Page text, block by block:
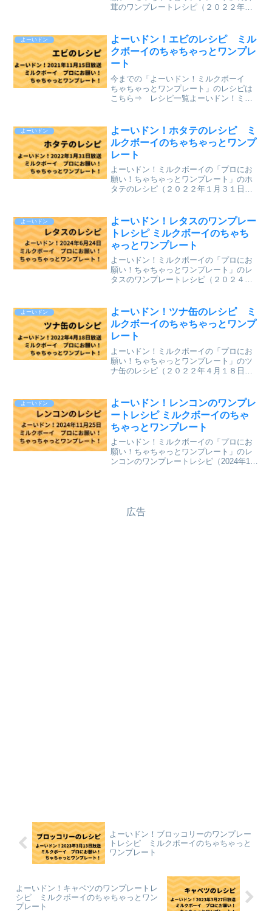
茸のワンプレートレシピ（２０２２年１
今までのレシピを記事にしています。
⇒「ミルクボーイのプロに...
よーいドン
よーいドン！エビのレシピ ミル
クボーイのちゃちゃっとワンプレ
ート
今までの「よーいドン！ミルクボーイ
ちゃちゃっとワンプレート」のレシピは
こちら⇒ レシピ一覧よーいドン！ミル
２１年１１月１５日（月）関西テレビ放
送）が、とても美味しそう...
よーいドン
よーいドン！ホタテのレシピ ミ
ルクボーイのちゃちゃっとワンプ
レート
よーいドン！ミルクボーイの「プロにお
願い！ちゃちゃっとワンプレート」のホ
タテのレシピ（２０２２年１月３１日
新レシピも含めて今までのレシピを記事
にしています。⇒「ミルク...
よーいドン
よーいドン！レタスのワンプレー
トレシピ ミルクボーイのちゃち
ゃっとワンプレート
よーいドン！ミルクボーイの「プロにお
願い！ちゃちゃっとワンプレート」のレ
タスのワンプレートレシピ（２０２４年
までのレシピを記事にしています。
⇒「ミルクボーイのプロにお願い ちゃち
ゃっとワンプレート」のレシピ一覧 ↓気
になるレシピに直接ジャンプ！
よーいドン
よーいドン！ツナ缶のレシピ ミ
ルクボーイのちゃちゃっとワンプ
レート
よーいドン！ミルクボーイの「プロにお
願い！ちゃちゃっとワンプレート」のツ
ナ缶のレシピ（２０２２年４月１８日
シピを記事にしています。⇒「ミルクボ
ーイのプロにお願い ちゃ...
よーいドン
よーいドン！レンコンのワンプレ
ートレシピ ミルクボーイのちゃ
ちゃっとワンプレート
よーいドン！ミルクボーイの「プロにお
願い！ちゃちゃっとワンプレート」のレ
ンコンのワンプレートレシピ（2024年11
広告
よーいドン！ブロッコリーのワンプレー
トレシピ ミルクボーイのちゃちゃっと
ワンプレート
よーいドン！キャベツのワンプレートレ
シピ ミルクボーイのちゃちゃっとワン
プレート